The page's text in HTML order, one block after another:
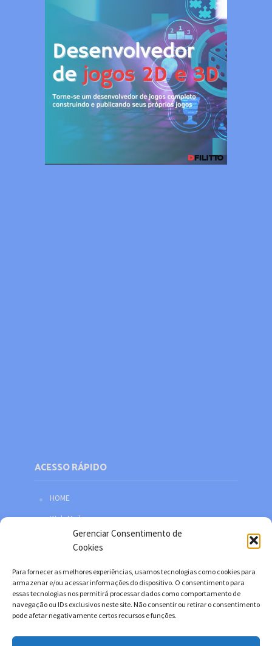
Gerenciar Consentimento de
Cookies
Para fornecer as melhores experiências, usamos tecnologias como cookies para
armazenar e/ou acessar informações do dispositivo. O consentimento para
essas tecnologias nos permitirá processar dados como comportamento de
navegação ou IDs exclusivos neste site. Não consentir ou retirar o consentimento
pode afetar negativamente certos recursos e funções.
ACESSO RÁPIDO
HOME
Web Mail
Política de privacidade
Facebook
Twitter
YouTube
Instagram